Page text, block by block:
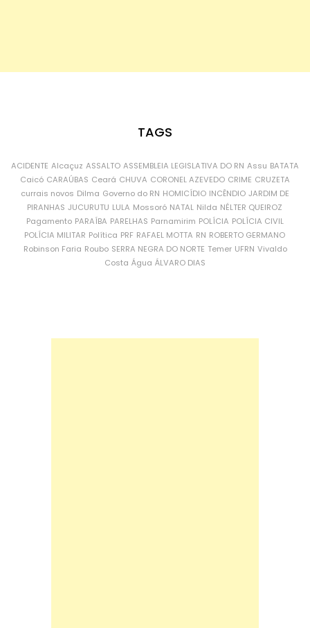
TAGS
ACIDENTE Alcaçuz ASSALTO ASSEMBLEIA LEGISLATIVA DO RN Assu BATATA
Caicó CARAÚBAS Ceará CHUVA CORONEL AZEVEDO CRIME CRUZETA
currais novos Dilma Governo do RN HOMICÍDIO INCÊNDIO JARDIM DE
PIRANHAS JUCURUTU LULA Mossoró NATAL Nilda NÉLTER QUEIROZ
Pagamento PARAÍBA PARELHAS Parnamirim POLÍCIA POLÍCIA CIVIL
POLÍCIA MILITAR Política PRF RAFAEL MOTTA RN ROBERTO GERMANO
Robinson Faria Roubo SERRA NEGRA DO NORTE Temer UFRN Vivaldo
Costa Água ÁLVARO DIAS